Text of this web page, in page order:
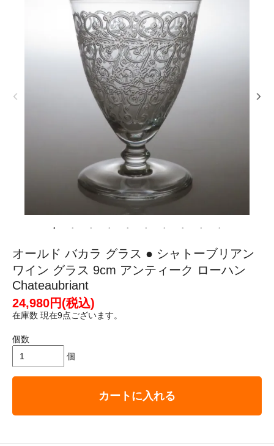
オールド バカラ グラス ● シャトーブリアン
ワイン グラス 9cm アンティーク ローハン
Chateaubriant
24,980円(税込)
在庫数 現在9点ございます。
個数
個
カートに入れる